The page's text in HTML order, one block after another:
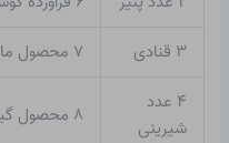
۳ قنادی
۷ محصول ماهی
۴ عدد
شیرینی
۸ محصول گیاهی